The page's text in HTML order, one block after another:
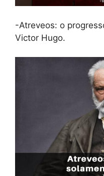
-Atreveos: o
Victor Hugo.